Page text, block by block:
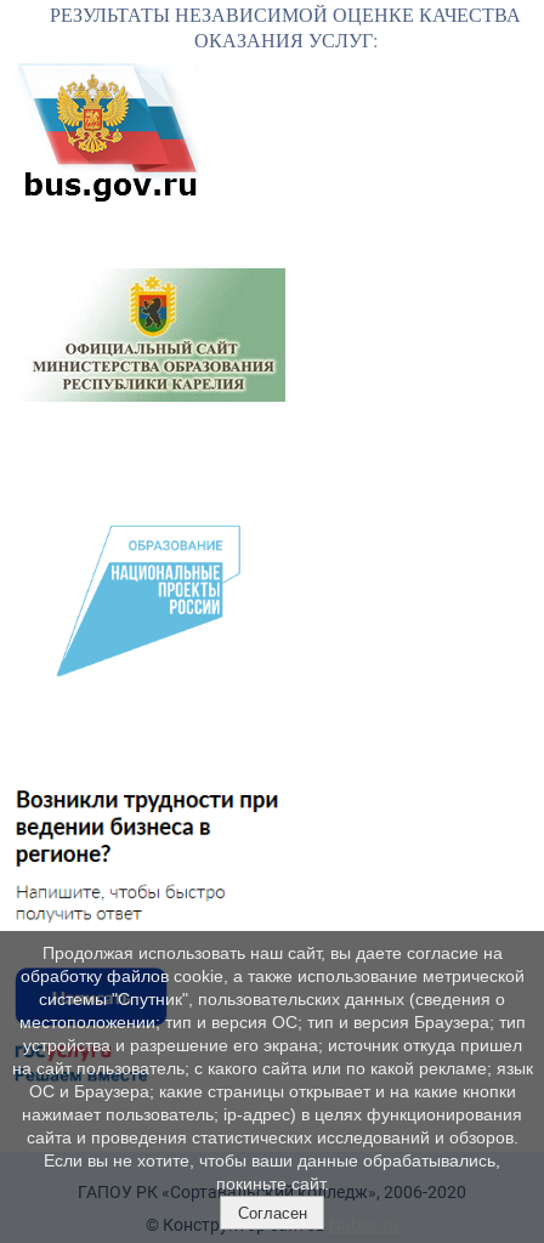
РЕЗУЛЬТАТЫ НЕЗАВИСИМОЙ ОЦЕНКЕ КАЧЕСТВА
ОКАЗАНИЯ УСЛУГ:
ГАПОУ РК «Сортавальский колледж», 2006-2020
© Конструктор сайтов
Продолжая использовать наш сайт, вы даете согласие на
обработку файлов cookie, а также использование метрической
системы "Спутник", пользовательских данных (сведения о
местоположении; тип и версия ОС; тип и версия Браузера; тип
устройства и разрешение его экрана; источник откуда пришел
на сайт пользователь; с какого сайта или по какой рекламе; язык
ОС и Браузера; какие страницы открывает и на какие кнопки
нажимает пользователь; ip-адрес) в целях функционирования
сайта и проведения статистических исследований и обзоров.
Если вы не хотите, чтобы ваши данные обрабатывались,
покиньте сайт.
Согласен